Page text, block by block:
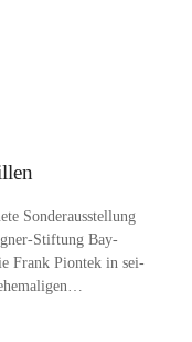
Son­der­aus­stel­lung
Stif­­tung Bay­
Frank Piontek in sei­